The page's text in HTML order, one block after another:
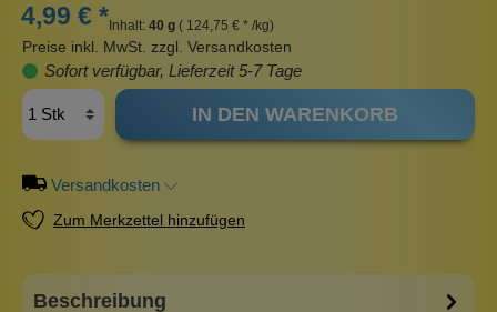
4,99 € * Inhalt: 40 g ( 124,75 € * /kg)
Preise inkl. MwSt. zzgl. Versandkosten
Sofort verfügbar, Lieferzeit 5-7 Tage
IN DEN WARENKORB
Versandkosten
Zum Merkzettel hinzufügen
Beschreibung